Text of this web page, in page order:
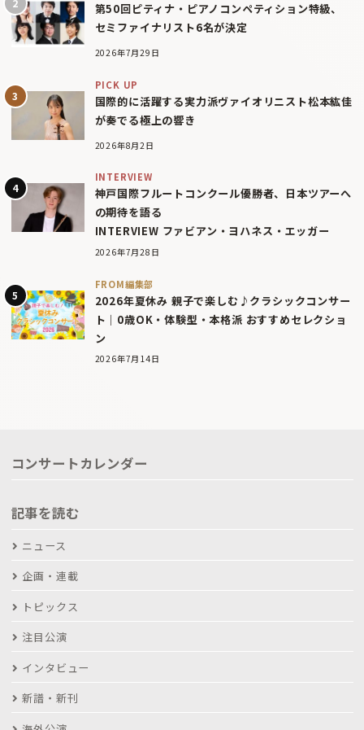
第50回ピティナ・ピアノコンペティション特級、
セミファイナリスト6名が決定
2026年7月29日
PICK UP
国際的に活躍する実力派ヴァイオリニスト松本紘佳
が奏でる極上の響き
2026年8月2日
INTERVIEW
神戸国際フルートコンクール優勝者、日本ツアーへ
の期待を語る
INTERVIEW ファビアン・ヨハネス・エッガー
2026年7月28日
FROM編集部
2026年夏休み 親子で楽しむ♪クラシックコンサー
ト｜0歳OK・体験型・本格派 おすすめセレクショ
ン
2026年7月14日
コンサートカレンダー
記事を読む
ニュース
企画・連載
トピックス
注目公演
インタビュー
新譜・新刊